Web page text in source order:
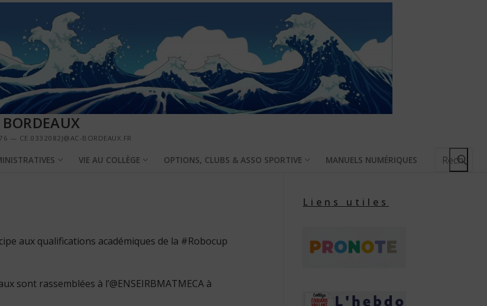
— CE.0332082J@AC-BORDEAUX.FR
VIE AU COLLÈGE OPTIONS, CLUBS & ASSO SPORTIVE MANUELS NUMÉRIQUES
Rechercher
aux qualifications académiques de la #Robocup
sont rassemblées à l’@ENSEIRBMATMECA à
Liens utiles